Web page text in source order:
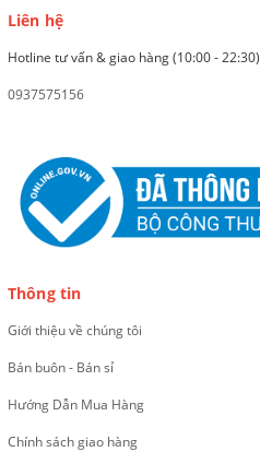
Liên hệ
Hotline tư vấn & giao hàng (10:00 - 22:30)
0937575156
Thông tin
Giới thiệu về chúng tôi
Bán buôn - Bán sỉ
Hướng Dẫn Mua Hàng
Chính sách giao hàng